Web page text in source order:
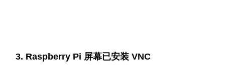
3. Raspberry Pi 屏幕已安装 VNC